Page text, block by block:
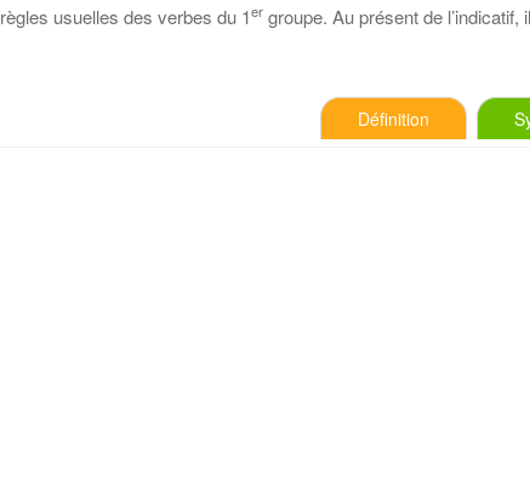
usuelles des verbes du 1er groupe. Au présent de l’indicatif,
Définition